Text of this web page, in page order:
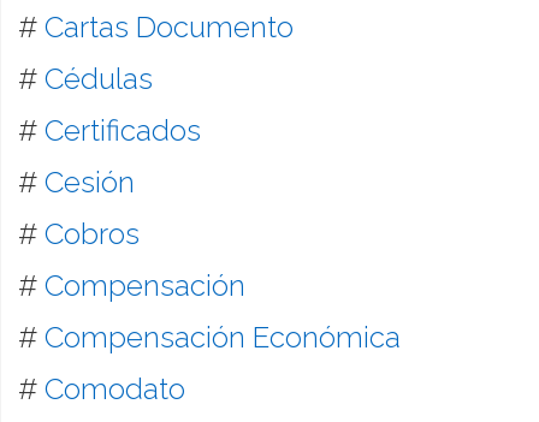
# Cartas Documento
# Cédulas
# Certificados
# Cesión
# Cobros
# Compensación
# Compensación Económica
# Comodato